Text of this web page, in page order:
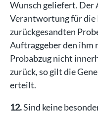
Wunsch geliefert. Der
Verantwortung für die
zurückgesandten
Auftraggeber den
Probabzug nicht
zurück, so gilt die
erteilt.
12.Sind keine